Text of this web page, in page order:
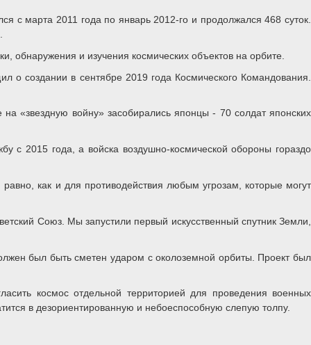
с марта 2011 года по январь 2012-го и продолжался 468 суток.
обнаружения и изучения космических объектов на орбите.
создании в сентябре 2019 года Космического Командования.
«звездную войну» засобирались японцы - 70 солдат японских
с 2015 года, а войска воздушно-космической обороны гораздо
как и для противодействия любым угрозам, которые могут
Союз. Мы запустили первый искусственный спутник Земли,
был быть сметен ударом с околоземной орбиты. Проект был
космос отдельной территорией для проведения военных
в дезориентированную и небоеспособную слепую толпу.